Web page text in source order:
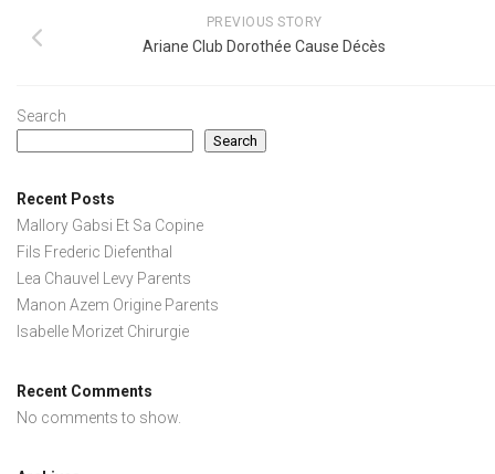
PREVIOUS STORY
Ariane Club Dorothée Cause Décès
Search
Search
Recent Posts
Mallory Gabsi Et Sa Copine
Fils Frederic Diefenthal
Lea Chauvel Levy Parents
Manon Azem Origine Parents
Isabelle Morizet Chirurgie
Recent Comments
No comments to show.